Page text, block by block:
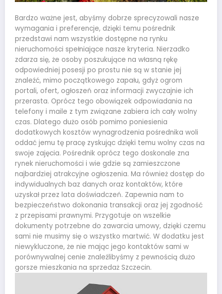
Bardzo ważne jest, abyśmy dobrze sprecyzowali nasze
wymagania i preferencje, dzięki temu pośrednik
przedstawi nam wszystkie dostępne na rynku
nieruchomości spełniające nasze kryteria. Nierzadko
zdarza się, że osoby poszukujące na własną rękę
odpowiedniej posesji po prostu nie są w stanie jej
znaleźć, mimo początkowego zapału, gdyż ogrom
portali, ofert, ogłoszeń oraz informacji zwyczajnie ich
przerasta. Oprócz tego obowiązek odpowiadania na
telefony i maile z tym związane zabiera ich cały wolny
czas. Dlatego dużo osób pomimo poniesienia
dodatkowych kosztów wynagrodzenia pośrednika woli
oddać jemu tę pracę zyskując dzięki temu wolny czas na
swoje zajęcia. Pośrednik oprócz tego doskonale zna
rynek nieruchomości i wie gdzie są zamieszczone
najbardziej atrakcyjne ogłoszenia. Ma również dostęp do
indywidualnych baz danych oraz kontaktów, które
uzyskał przez lata doświadczeń. Zapewnia nam to
bezpieczeństwo dokonania transakcji oraz jej zgodność
z przepisami prawnymi. Przygotuje on wszelkie
dokumenty potrzebne do zawarcia umowy, dzięki czemu
sami nie musimy się o wszystko martwić. W dodatku jest
niewykluczone, że nie mając jego kontaktów sami w
porównywalnej cenie znaleźlibyśmy z pewnością dużo
gorsze mieszkania na sprzedaż Szczecin.